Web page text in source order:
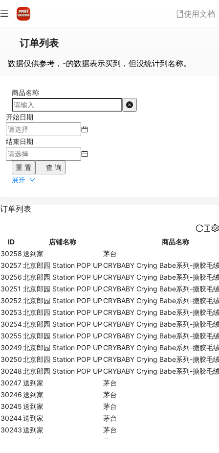
使用文档
订单列表
数据仅供参考，-的数据表示买到，但没统计到名称。
商品名称
开始日期
结束日期
重 置
查 询
展开
订单列表
ID 店铺名称
商品名称
30258送到家
茅台
30257北京郎园 Station POP UPCRYBABY Crying Babe系列-搪胶毛
30256北京郎园 Station POP UPCRYBABY Crying Babe系列-搪胶毛
30251 北京郎园 Station POP UPCRYBABY Crying Babe系列-搪胶毛
30252北京郎园 Station POP UPCRYBABY Crying Babe系列-搪胶毛
30253北京郎园 Station POP UPCRYBABY Crying Babe系列-搪胶毛
30254北京郎园 Station POP UPCRYBABY Crying Babe系列-搪胶毛
30255北京郎园 Station POP UPCRYBABY Crying Babe系列-搪胶毛
30249北京郎园 Station POP UPCRYBABY Crying Babe系列-搪胶毛
30250北京郎园 Station POP UPCRYBABY Crying Babe系列-搪胶毛
30248北京郎园 Station POP UPCRYBABY Crying Babe系列-搪胶毛
30247送到家
茅台
30246送到家
茅台
30245送到家
茅台
30244送到家
茅台
30243送到家
茅台
送到家
茅台